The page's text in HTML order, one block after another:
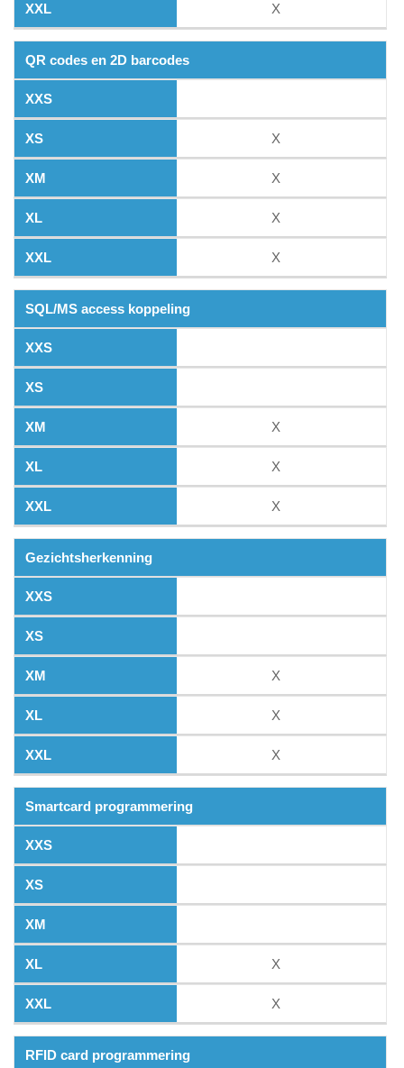
X
QR codes en 2D barcodes
X
X
X
X
SQL/MS access koppeling
X
X
X
Gezichtsherkenning
X
X
X
Smartcard programmering
X
X
RFID card programmering